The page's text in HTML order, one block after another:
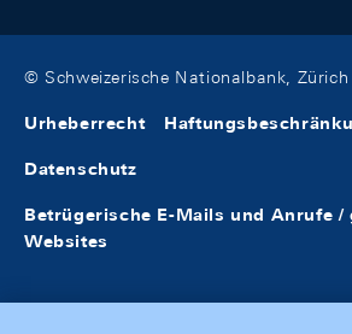
© Schweizerische Nationalbank, Zürich
Urheberrecht
Datenschutz
Betrügerische E-Mails und Anrufe /
Websites